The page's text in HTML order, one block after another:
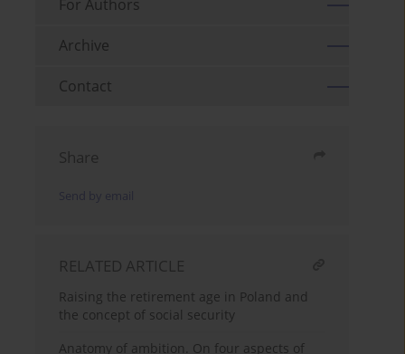
For Authors
Archive
Contact
Share
Send by email
RELATED ARTICLE
Raising the retirement age in Poland and
the concept of social security
Anatomy of ambition. On four aspects of